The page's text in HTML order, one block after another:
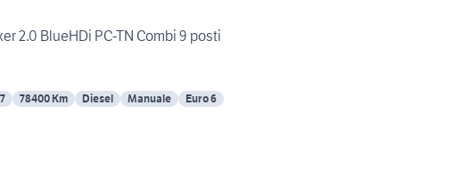
2.0 BlueHDi PC-TN Combi 9 posti
78400 Km Diesel Manuale Euro 6